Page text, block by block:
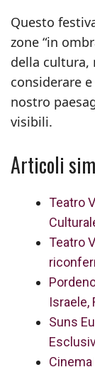
Questo
zone “in
della cultura,
considerare
nostro
visibili.
Articoli
Teatro
Teatro
Israele,
Suns